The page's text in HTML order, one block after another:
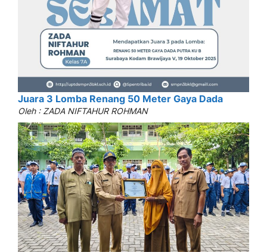
Juara 3 Lomba Renang 50 Meter Gaya Dada
Oleh : ZADA NIFTAHUR ROHMAN